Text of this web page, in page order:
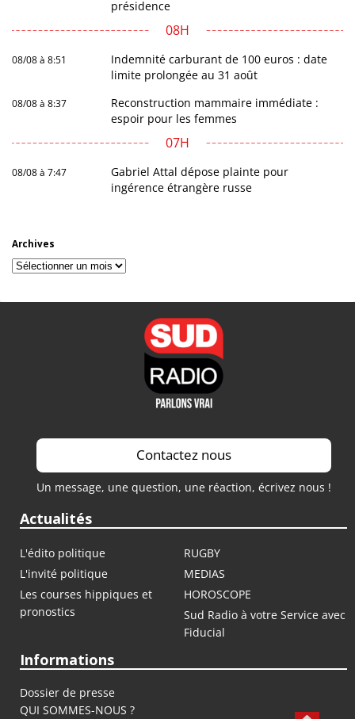
présidence
08H
08/08 à 8:51
Indemnité carburant de 100 euros : date
limite prolongée au 31 août
08/08 à 8:37
Reconstruction mammaire immédiate :
espoir pour les femmes
07H
08/08 à 7:47
Gabriel Attal dépose plainte pour
ingérence étrangère russe
Archives
Archives
Contactez nous
Un message, une question, une réaction, écrivez nous !
Actualités
L'édito politique
RUGBY
L'invité politique
MEDIAS
Les courses hippiques et
pronostics
HOROSCOPE
Sud Radio à votre Service avec
Fiducial
Informations
Dossier de presse
QUI SOMMES-NOUS ?